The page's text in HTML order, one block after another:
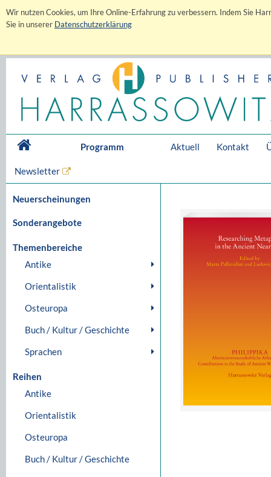
Wir nutzen Cookies, um Ihre Online-Erfahrung zu verbessern. Indem Sie
Sie in unserer Datenschutzerklärung
Programm Aktuell Kontakt
Newsletter
Neuerscheinungen
Sonderangebote
Themenbereiche
Antike
Orientalistik
Osteuropa
Buch / Kultur / Geschichte
Sprachen
Reihen
Antike
Orientalistik
Osteuropa
Buch / Kultur / Geschichte